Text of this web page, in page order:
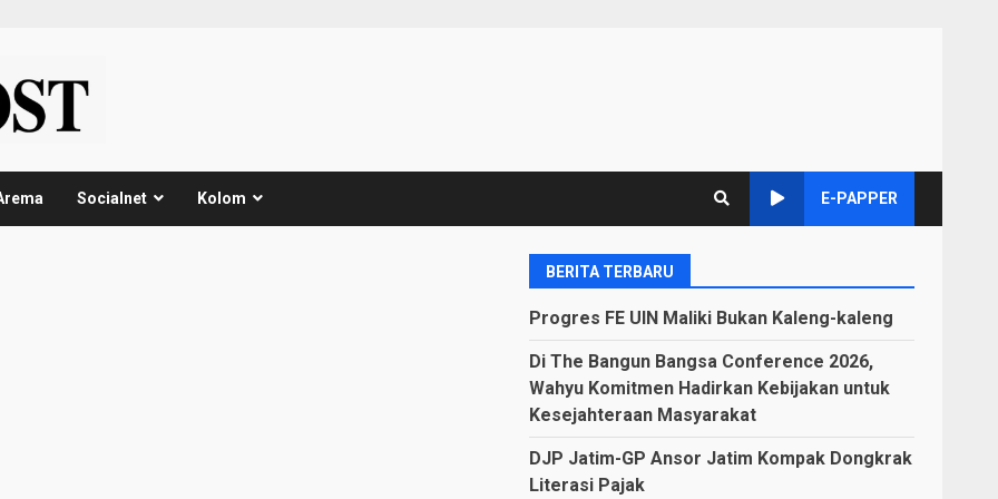
Socialnet Kolom E-PAPPER
BERITA TERBARU
Progres FE UIN Maliki Bukan Kaleng-kaleng
Di The Bangun Bangsa Conference 2026,
Wahyu Komitmen Hadirkan Kebijakan untuk
Kesejahteraan Masyarakat
DJP Jatim-GP Ansor Jatim Kompak Dongkrak
Literasi Pajak